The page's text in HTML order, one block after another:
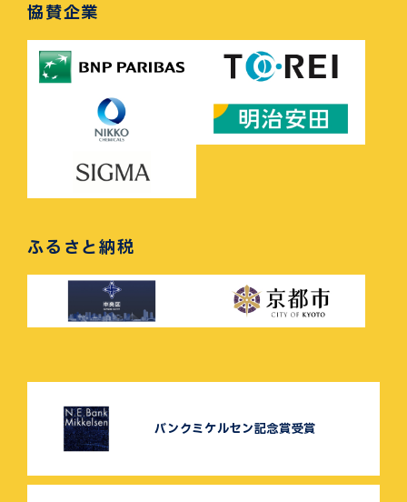
協賛企業
ふるさと納税
バンクミケルセン記念賞受賞